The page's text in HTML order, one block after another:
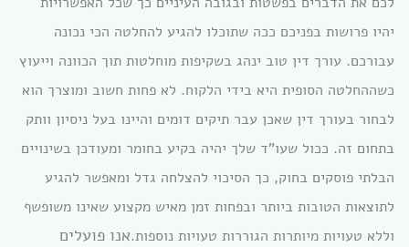
יהיו פרושות בפניכם ככה שתוכלו להגיע להחלטה הכי נכונה
עבורכם. עורך דין טוב ינהג בשקיפות מוחלטות תוך הכוונה וייעוץ
כשההחלטה הסופית היא בידי הלקוח. לא פחות חשוב ומוצרך הוא
לבחור בעורך דין שאכן עבר תיקים דומים והיינו בעל ניסיון וותק
בתחום זה. ככול שעו”ד שלך יהיה בקיע בחומר ומעודכן בשינויים
הבלתי פוסקים בחוק, כך הסיכוי להצלחה גדל ומאפשר להגיע
לתוצאות הטובות ביותר ובפחות זמן מאיש מקצוע שאינו משופשף
וללא טעויות מיותרות הגוררות טעויות נוספות.אנו פועלים